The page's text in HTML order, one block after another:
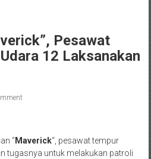
Pesawat
12 Laksanakan
“Maverick“, pesawat tempur
tugasnya untuk melakukan patroli